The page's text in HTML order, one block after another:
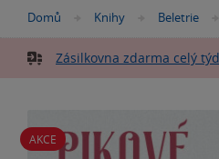
Nacházíte
zde:
Domů »
Knihy »
Beletrie
Zásilkovna zdarma celý
AKCE